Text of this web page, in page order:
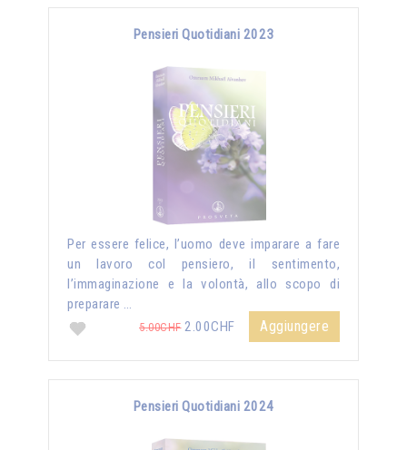
Pensieri Quotidiani 2023
Per essere felice, l’uomo deve imparare a fare
un lavoro col pensiero, il sentimento,
l’immaginazione e la volontà, allo scopo di
preparare …
5.00CHF2.00CHF Aggiungere
Pensieri Quotidiani 2024